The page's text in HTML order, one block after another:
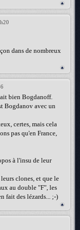
dans de nombreux
bien Bogdanoff.
Bogdanov avec un
certes, mais cela
pas qu'en France,
à l'insu de leur
clones, et que le
au double "F", les
fait des lézards... ;-)